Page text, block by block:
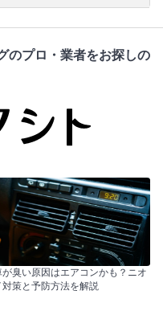
のプロ・業者をお探しの
が臭い原因はエアコンかも？ニオ
対策と予防方法を解説